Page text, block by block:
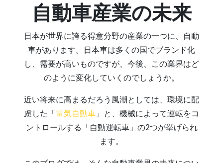
自動車産業の未来
日本が世界に誇る得意分野の産業の一つに、自動
車があります。日本車は多くの国でブランド化
し、需要が高いものですが、今後、この業界はど
のように変化していくのでしょうか。
近い将来に高まるだろう風潮としては、環境に配
慮した「電気自動車 」と、機械によって運転をコ
ントロールする「自動運転車」の2つが挙げられ
ます。